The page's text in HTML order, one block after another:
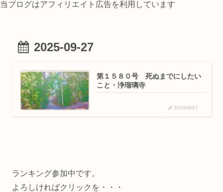
当ブログはアフィリエイト広告を利用しています
2025-09-27
第１５８０号 死ぬまでにしたい
こと・浄瑠璃寺
2025/9/27
ランキング参加中です。
よろしければクリックを・・・